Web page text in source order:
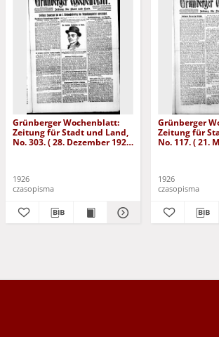
Grünberger Wochenblatt:
Zeitung für Stadt und Land,
No. 303. ( 28. Dezember 1926
1926
czasopisma
Grünberger
Zeitung für
No. 117. ( 21.
1926
czasopisma